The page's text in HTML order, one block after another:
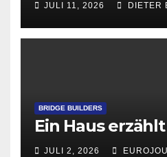
JULI 11, 2026 DIETER
BRIDGE BUILDERS
Ein Haus
JULI 2, 2026